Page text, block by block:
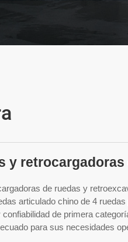
y
de ruedas y
articulado chino de 4
de primera
para sus necesidades